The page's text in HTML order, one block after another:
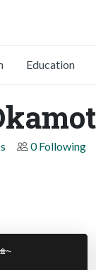
Education
0 Following